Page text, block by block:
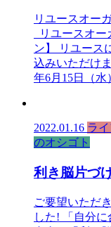
リユースオー
リユースオー
ン】 リユース
込みいただけ
年6月15日（水
2022.01.16 ラ
のオシゴト
利き脳片づ
ご要望いただ
した! 「自分